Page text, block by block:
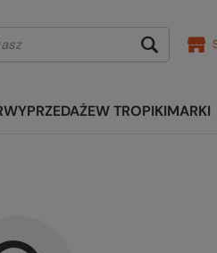
WYPRZEDAŻEW TROPIKIMARKI